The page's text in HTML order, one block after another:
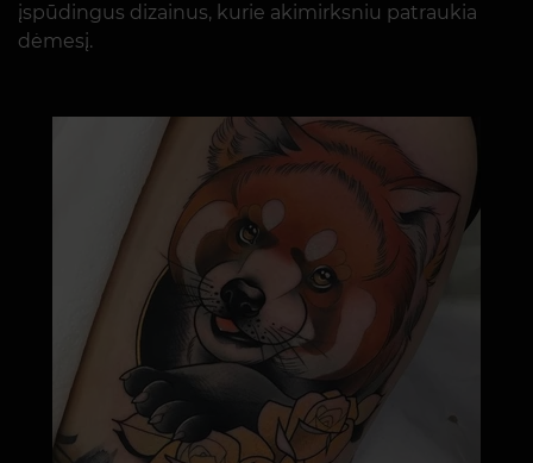
įspūdingus dizainus, kurie akimirksniu patraukia
dėmesį.